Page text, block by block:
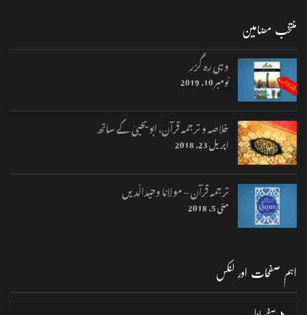
منتخب مضامین
وہی رہ گزر
نومبر 10, 2019
خلاصہ و ترجمہ قرآن، ابو یحییٰ کے ساتھ
اپریل 23, 2018
ترجمہ قرآن – مولانا وحیدالّدیں
مئی 5, 2018
اہم صفحات اور لنکس